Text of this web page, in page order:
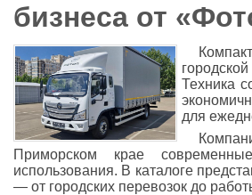
бизнеса от
Техника
для
Приморском крае
использования. В каталоге
— от городских перевозок до